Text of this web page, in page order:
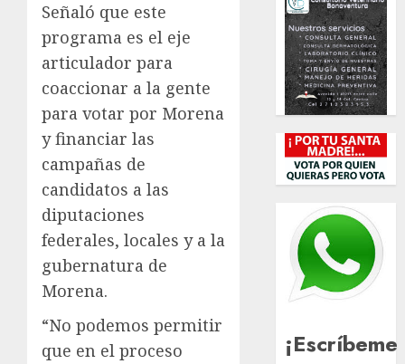
Señaló que este
programa es el eje
articulador para
coaccionar a la gente
para votar por Morena
y financiar las
campañas de
candidatos a las
diputaciones
federales, locales y a la
gubernatura de
Morena.
“No podemos permitir
que en el proceso
¡Escríbeme